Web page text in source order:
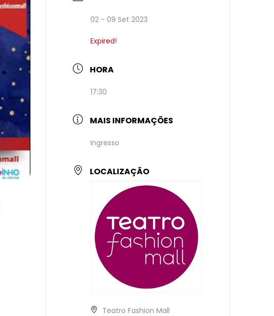
02 - 09 Set 2023
Expired!
HORA
17:30
MAIS INFORMAÇÕES
Ingresso
LOCALIZAÇÃO
Teatro Fashion Mall